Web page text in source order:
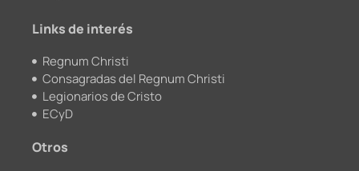
Links de interés
Regnum Christi
Consagradas del Regnum Christi
Legionarios de Cristo
ECyD
Otros